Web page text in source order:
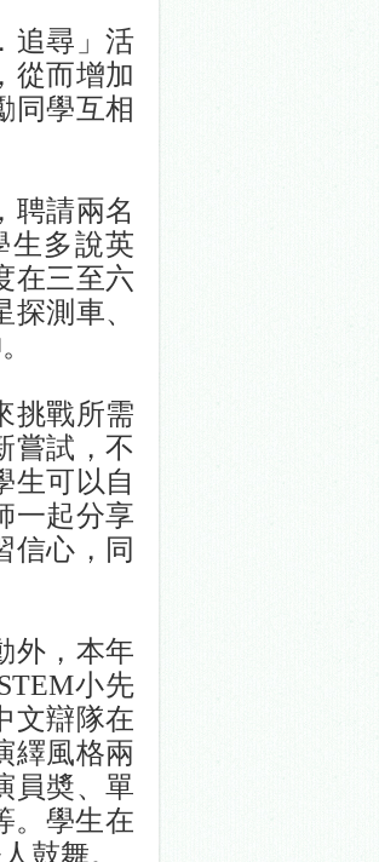
追尋」活
從而增加
同學互相
聘請兩名
生多說英
在三至六
測車、
挑戰所需
嘗試，不
生可以自
一起分享
信心，同
外，本年
小先
文辯隊在
繹風格兩
員奬、單
。學生在
鼓舞。